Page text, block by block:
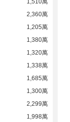
2,360萬
1,205萬
1,380萬
1,320萬
1,338萬
1,685萬
1,300萬
2,299萬
1,998萬